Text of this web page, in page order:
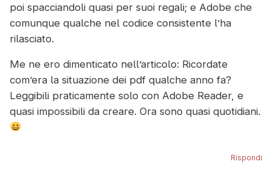
poi spacciandoli quasi per suoi regali; e Adobe che
comunque qualche nel codice consistente l’ha
rilasciato.
Me ne ero dimenticato nell’articolo: Ricordate
com’era la situazione dei pdf qualche anno fa?
Leggibili praticamente solo con Adobe Reader, e
quasi impossibili da creare. Ora sono quasi quotidiani.
Rispondi